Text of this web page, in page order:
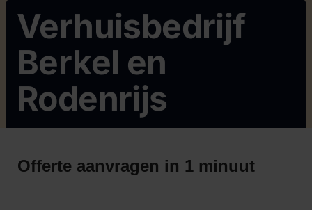
Verhuisbedrijf
Berkel en
Rodenrijs
Offerte aanvragen in 1 minuut